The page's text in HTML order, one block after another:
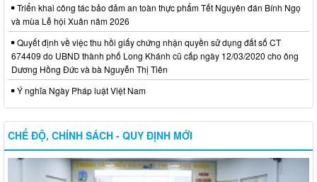
Triển khai công tác bảo đảm an toàn thực phẩm Tết Nguyên đán Bính Ngọ
và mùa Lễ hội Xuân năm 2026
Quyết định về việc thu hồi giấy chứng nhận quyền sử dụng đất số CT
674409 do UBND thành phố Long Khánh cũ cấp ngày 12/03/2020 cho ông
Dương Hồng Đức và bà Nguyễn Thị Tiên
Ý nghĩa Ngày Pháp luật Việt Nam
CHẾ ĐỘ, CHÍNH SÁCH - QUY ĐỊNH MỚI